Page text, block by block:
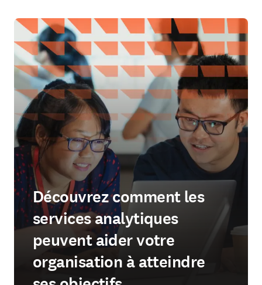
Découvrez comment les
services analytiques
peuvent aider votre
organisation à atteindre